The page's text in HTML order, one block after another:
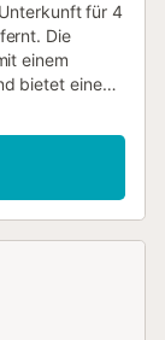
für 4
Die
einem
bietet einen
Moskitonetz,
WLAN ist im
Die